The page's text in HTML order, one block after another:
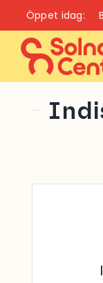
Fortsätt
till
innehållet
Öppet idag: